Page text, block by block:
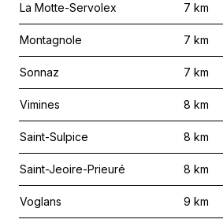
La Motte-Servolex 7 km
Montagnole 7 km
Sonnaz 7 km
Vimines 8 km
Saint-Sulpice 8 km
Saint-Jeoire-Prieuré 8 km
Voglans 9 km